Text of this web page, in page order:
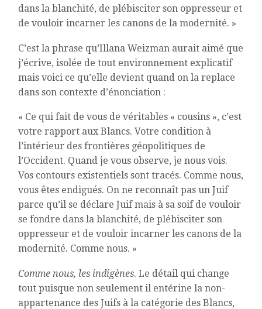
dans la blanchité, de plébisciter son oppresseur et
de vouloir incarner les canons de la modernité. »
C’est la phrase qu’Illana Weizman aurait aimé que
j’écrive, isolée de tout environnement explicatif
mais voici ce qu’elle devient quand on la replace
dans son contexte d’énonciation :
« Ce qui fait de vous de véritables « cousins », c’est
votre rapport aux Blancs. Votre condition à
l’intérieur des frontières géopolitiques de
l’Occident. Quand je vous observe, je nous vois.
Vos contours existentiels sont tracés. Comme nous,
vous êtes endigués. On ne reconnaît pas un Juif
parce qu’il se déclare Juif mais à sa soif de vouloir
se fondre dans la blanchité, de plébisciter son
oppresseur et de vouloir incarner les canons de la
modernité. Comme nous. »
Comme nous, les indigènes. Le détail qui change
tout puisque non seulement il entérine la non-
appartenance des Juifs à la catégorie des Blancs,